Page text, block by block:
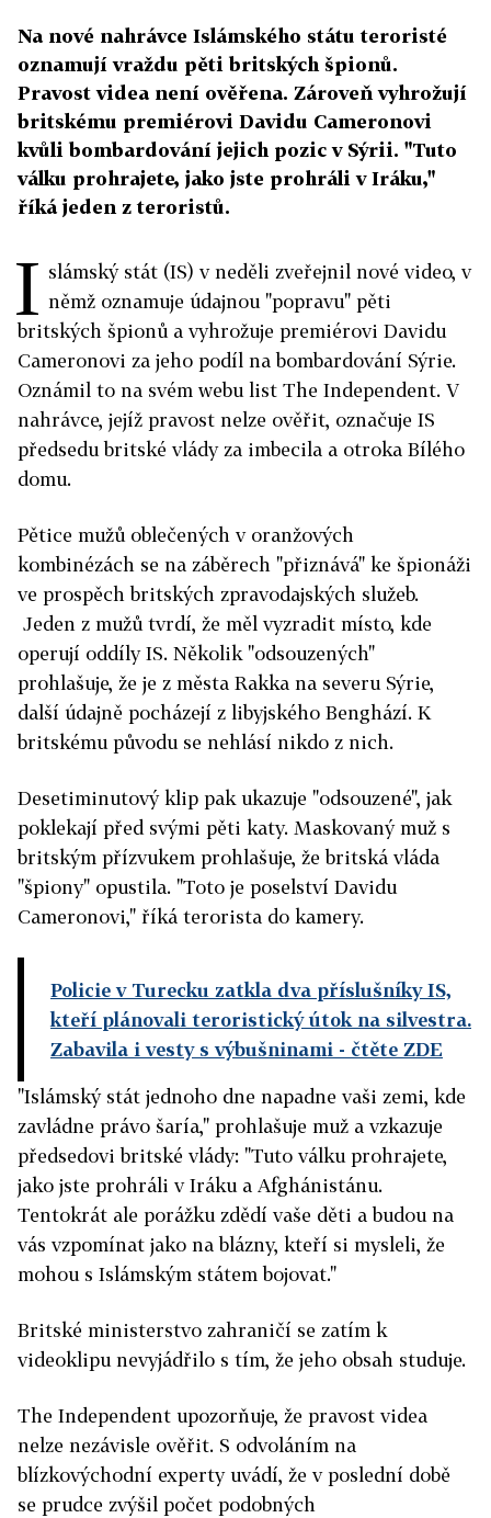
Na nové nahrávce Islámského státu teroristé
oznamují vraždu pěti britských špionů.
Pravost videa není ověřena. Zároveň vyhrožují
britskému premiérovi Davidu Cameronovi
kvůli bombardování jejich pozic v Sýrii. "Tuto
válku prohrajete, jako jste prohráli v Iráku,"
říká jeden z teroristů.
I slámský stát (IS) v neděli zveřejnil nové video, v
němž oznamuje údajnou "popravu" pěti
britských špionů a vyhrožuje premiérovi Davidu
Cameronovi za jeho podíl na bombardování Sýrie.
Oznámil to na svém webu list The Independent. V
nahrávce, jejíž pravost nelze ověřit, označuje IS
předsedu britské vlády za imbecila a otroka Bílého
domu.
Pětice mužů oblečených v oranžových
kombinézách se na záběrech "přiznává" ke špionáži
ve prospěch britských zpravodajských služeb.
Jeden z mužů tvrdí, že měl vyzradit místo, kde
operují oddíly IS. Několik "odsouzených"
prohlašuje, že je z města Rakka na severu Sýrie,
další údajně pocházejí z libyjského Benghází. K
britskému původu se nehlásí nikdo z nich.
Desetiminutový klip pak ukazuje "odsouzené", jak
poklekají před svými pěti katy. Maskovaný muž s
britským přízvukem prohlašuje, že britská vláda
"špiony" opustila. "Toto je poselství Davidu
Cameronovi," říká terorista do kamery.
Policie v Turecku zatkla dva příslušníky IS,
kteří plánovali teroristický útok na silvestra.
Zabavila i vesty s výbušninami - čtěte ZDE
"Islámský stát jednoho dne napadne vaši zemi, kde
zavládne právo šaría," prohlašuje muž a vzkazuje
předsedovi britské vlády: "Tuto válku prohrajete,
jako jste prohráli v Iráku a Afghánistánu.
Tentokrát ale porážku zdědí vaše děti a budou na
vás vzpomínat jako na blázny, kteří si mysleli, že
mohou s Islámským státem bojovat."
Britské ministerstvo zahraničí se zatím k
videoklipu nevyjádřilo s tím, že jeho obsah studuje.
The Independent upozorňuje, že pravost videa
nelze nezávisle ověřit. S odvoláním na
blízkovýchodní experty uvádí, že v poslední době
se prudce zvýšil počet podobných